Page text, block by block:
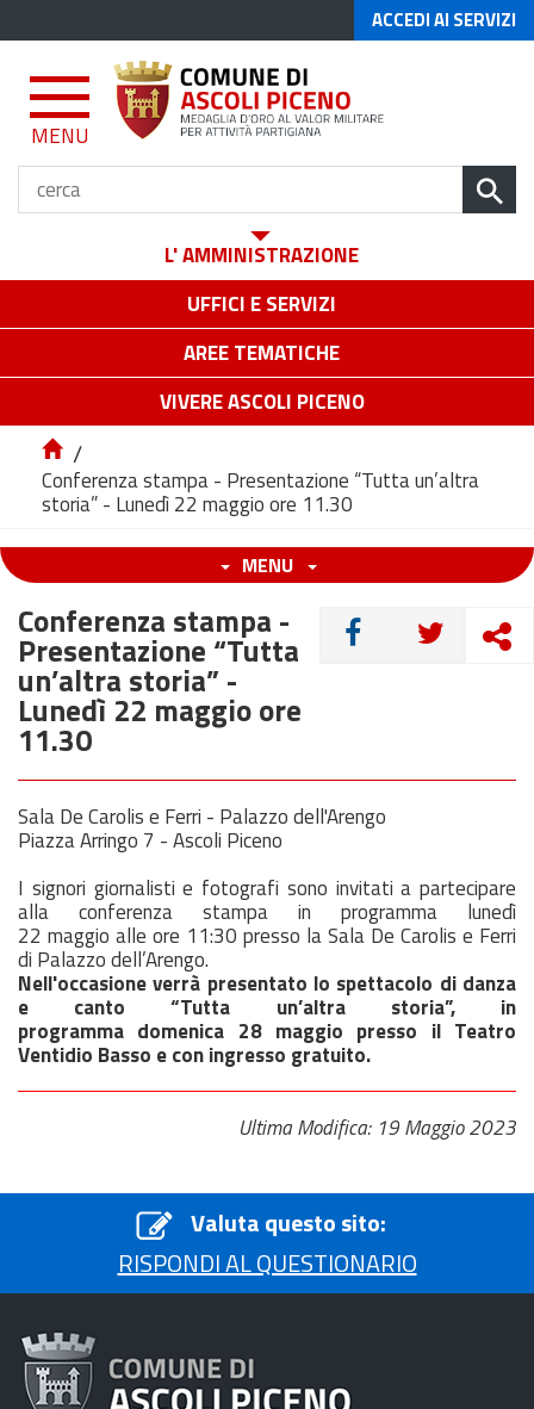
ACCEDI AI SERVIZI
MENU
L' AMMINISTRAZIONE
UFFICI E SERVIZI
AREE TEMATICHE
VIVERE ASCOLI PICENO
/
Conferenza stampa - Presentazione “Tutta un’altra
storia” - Lunedì 22 maggio ore 11.30
MENU
CONDIVIDI
Conferenza stampa -
Presentazione “Tutta
un’altra storia” -
Lunedì 22 maggio ore
11.30
Sala De Carolis e Ferri - Palazzo dell'Arengo
Piazza Arringo 7 - Ascoli Piceno
I signori giornalisti e fotografi sono invitati a partecipare
alla conferenza stampa in programma lunedì
22 maggio alle ore 11:30 presso la Sala De Carolis e Ferri
di Palazzo dell’Arengo.
Nell'occasione verrà presentato lo spettacolo di danza
e canto “Tutta un’altra storia”, in
programma domenica 28 maggio presso il Teatro
Ventidio Basso e con ingresso gratuito.
Ultima Modifica: 19 Maggio 2023
Valuta questo sito:
RISPONDI AL QUESTIONARIO